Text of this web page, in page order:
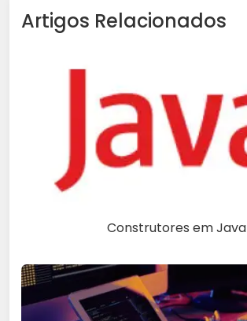
Artigos Relacionados
Construtores em Java